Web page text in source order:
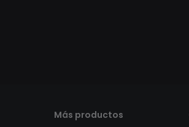
Más productos